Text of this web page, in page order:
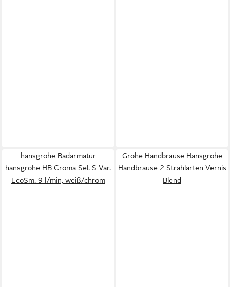
hansgrohe Badarmatur
hansgrohe HB Croma Sel. S Var.
EcoSm. 9 l/min, weiß/chrom
Grohe Handbrause Hansgrohe
Handbrause 2 Strahlarten Vernis
Blend